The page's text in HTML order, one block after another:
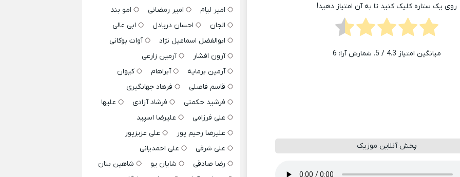
روی یک ستاره کلیک کنید تا به آن امتیاز دهید!
میانگین امتیاز 4.3 / 5. شمارش آرا: 6
پخش آنلاین موزیک
امیر لیام
امیر رمضانی
امو بند
الجان
احسان دریادل
ابی عالی
ابوالفضل اسماعیل نژاد
آوات بوکانی
آرون افشار
آرمین زارعی
آرمین برمایه
آبراهام
کیوان
قاسم فاضلی
فرهاد جهانگیری
فرشید حکمتی
فرشاد آزادی
علیها
علی فرزامی
علیرضا اسپید
علیرضا رحیم پور
علی عزیزپور
علی شرفی
علی احمدیانی
رضا صادقی
شایان یو
شاهین بنان